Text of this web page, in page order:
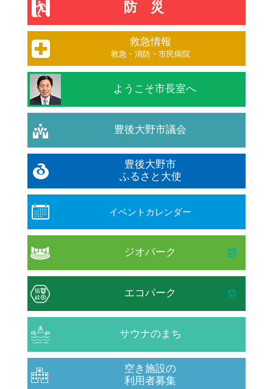
防災
救急情報
救急・消防・市民病院
ようこそ市長室へ
豊後大野市議会
豊後大野市
ふるさと大使
イベントカレンダー
ジオパーク
エコパーク
サウナのまち
空き施設の
利用者募集